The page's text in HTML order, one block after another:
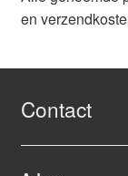
en
Contact